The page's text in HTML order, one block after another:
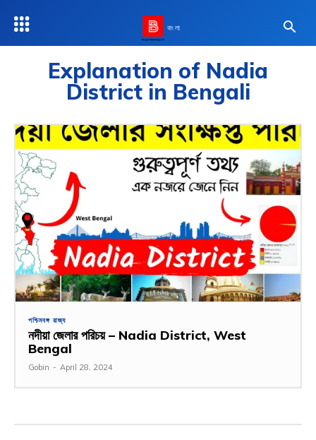
বাংলা
Explanation of Nadia
District in Bengali
পশ্চিমবঙ্গ রাজ্য
নদীয়া জেলার পরিচয় – Nadia District, West
Bengal
Gobin - April 28, 2024